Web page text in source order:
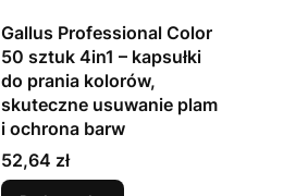
Gallus Professional Color
50 sztuk 4in1 – kapsułki
do prania kolorów,
skuteczne usuwanie plam
i ochrona barw
Cena
52,64 zł